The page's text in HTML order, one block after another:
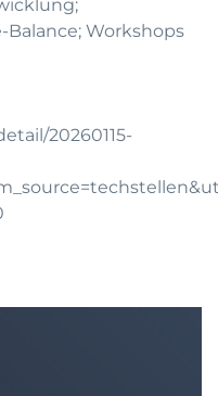
Balance; Workshops
20260115-